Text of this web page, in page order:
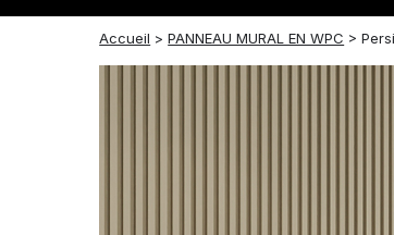
Accueil >PANNEAU MURAL EN WPC >
twitterfacebook
linkedin
redditinstagram